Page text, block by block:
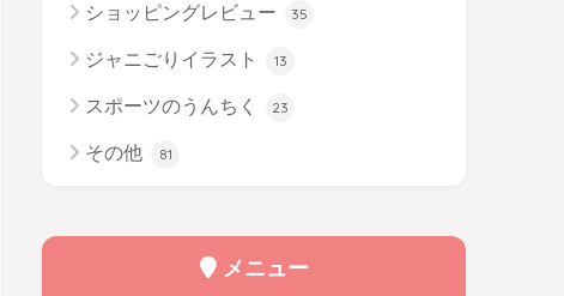
ショッピングレビュー 35
ジャニごりイラスト 13
スポーツのうんちく 23
その他 81
メニュー